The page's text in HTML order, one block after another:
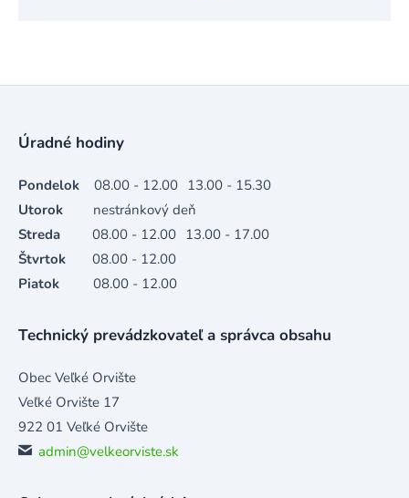
Úradné hodiny
Pondelok 08.00 - 12.00 13.00 - 15.30
Utorok
nestránkový deň
Streda
08.00 - 12.00 13.00 - 17.00
Štvrtok
08.00 - 12.00
Piatok
08.00 - 12.00
Technický prevádzkovateľ a správca obsahu
Obec Veľké Orvište
Veľké Orvište 17
922 01 Veľké Orvište
admin@velkeorviste.sk